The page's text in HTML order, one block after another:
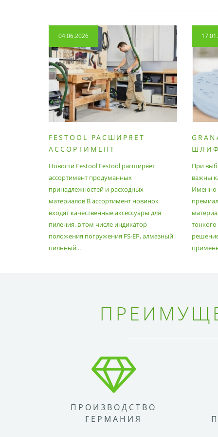
04.06.2026
FESTOOL РАСШИРЯЕТ
АССОРТИМЕНТ
ПРИНАДЛЕЖНОСТЕЙ И
РАСХОДНЫХ МАТЕРИАЛОВ
Новости Festool Festool расширяет
ассортимент продуманных
принадлежностей и расходных
материалов В ассортимент новинок
входят качественные аксессуары для
пиления, в том числе индикатор
положения погружения FS-EP, алмазный
пильный ..
При
важны
Именно
ПРОИЗВОДСТВО
ГЕРМАНИЯ